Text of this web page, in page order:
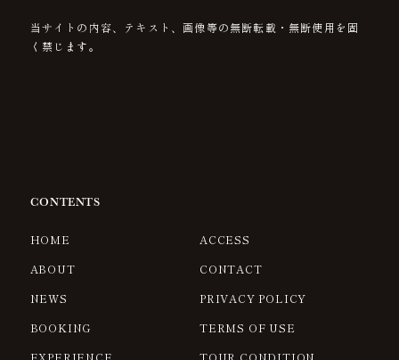
当サイトの内容、テキスト、画像等の無断転載・無断使用を固
く禁じます。
CONTENTS
HOME
ABOUT
NEWS
BOOKING
EXPERIENCE
ACCESS
CONTACT
PRIVACY POLICY
TERMS OF USE
TOUR CONDITION